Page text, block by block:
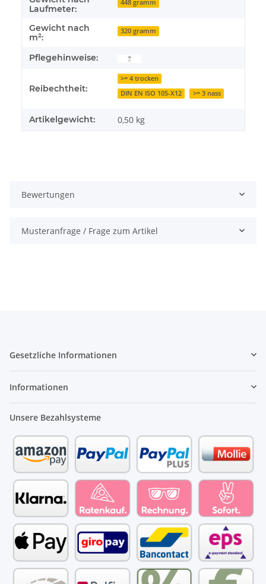
Laufmeter:
448 gramm
Gewicht nach
m²:
320 gramm
Pflegehinweise:
Reibechtheit:
>= 4 trocken
DIN EN ISO 105-X12
>= 3 nass
Artikelgewicht: 0,50 kg
Bewertungen
Musteranfrage / Frage zum Artikel
Gesetzliche Informationen
Informationen
Unsere Bezahlsysteme